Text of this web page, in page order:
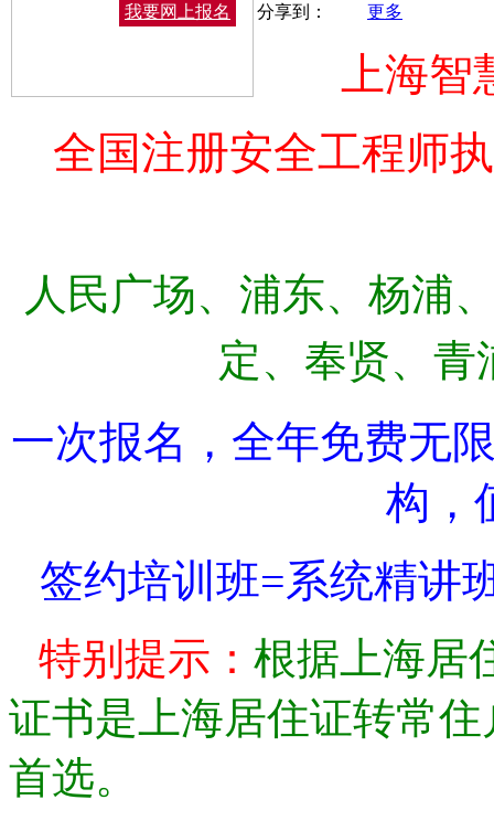
我要网上报名
分享到： 更多
上海智
全国注册安全工程师
人民广场、浦东、杨浦
定、奉贤、青
一次报名，全年免费无
构，
签约培训班=系统精讲
特别提示：根据上海居
证书是上海居住证转常
首选。